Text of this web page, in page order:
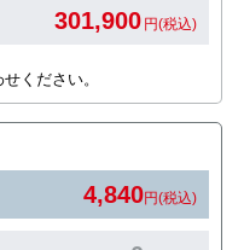
301,900 円(税込)
ください。
4,840円(税込)